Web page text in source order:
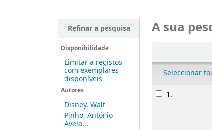
Refinar a pesquisa
Disponibilidade
Limitar a registos
com exemplares
disponíveis
Autores
Disney, Walt
Pinho, António
Avela...
A sua
Seleccionar
Resultados
1.